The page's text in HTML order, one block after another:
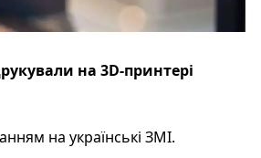
на 3D-принтері
на українські ЗМІ.